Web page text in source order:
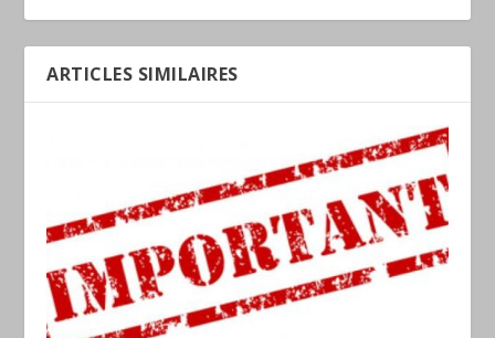
ARTICLES SIMILAIRES